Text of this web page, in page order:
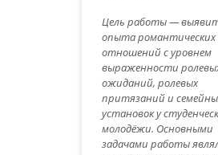
Цель работы —
опыта романтических
отношений с уровнем
выраженности
ожиданий, ролевых
притязаний и
установок у
молодёжи. Основными
задачами работы